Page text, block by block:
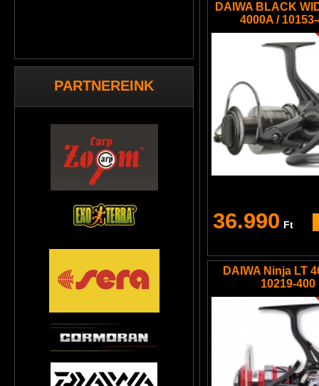
PARTNEREINK
DAIWA BLACK
4000A /
36.990 Ft
DAIWA Ninja LT
10219-400